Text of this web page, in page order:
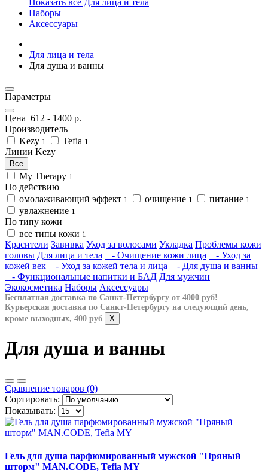
Показать все Для лица и тела
Наборы
Аксессуары
Для лица и тела
Для душа и ванны
Параметры
Цена 612 - 1400 р.
Производитель
Kezy 1 Tefia 1
Линии Kezy
Все
My Therapy 1
По действию
омолаживающий эффект 1 очищение 1 питание 1
увлажнение 1
По типу кожи
все типы кожи 1
Красители Завивка Уход за волосами Укладка Проблемы кожи
головы Для лица и тела - Очищение кожи лица
- Уход за
кожей век
- Уход за кожей тела и лица
- Для душа и ванны
- Функциональные напитки и БАД Для мужчин
Экокосметика Наборы Аксессуары
Бесплатная доставка по Санкт-Петербургу от 4000 руб!
Курьерская доставка по Санкт-Петербургу на следующий день,
кроме выходных, 400 руб
X
Для душа и ванны
Сравнение товаров (0)
Сортировать:
Показывать:
Гель для душа парфюмированный мужской "Пряный
шторм" MAN.CODE, Tefia MY